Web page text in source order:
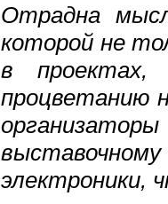
Отрадна
которой не
в проектах,
процветанию
электроники,